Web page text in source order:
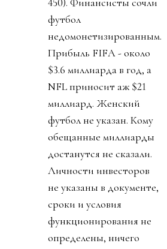
футбол
недомонетизированным.
Прибыль FIFA - около
$3.6 миллиарда в год, а
NFL приносит аж $21
миллиард. Женский
футбол не указан. Кому
обещанные миллиарды
достанутся не сказали.
Личности инвесторов
не указаны в документе,
сроки и условия
функционирования не
определены, ничего